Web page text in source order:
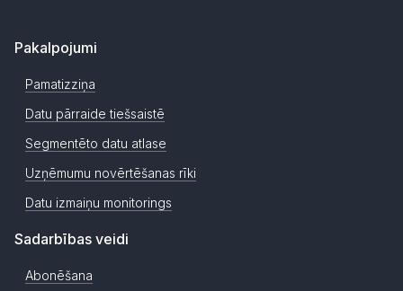
Pakalpojumi
Pamatizziņa
Datu pārraide tiešsaistē
Segmentēto datu atlase
Uzņēmumu novērtēšanas rīki
Datu izmaiņu monitorings
Sadarbības veidi
Abonēšana